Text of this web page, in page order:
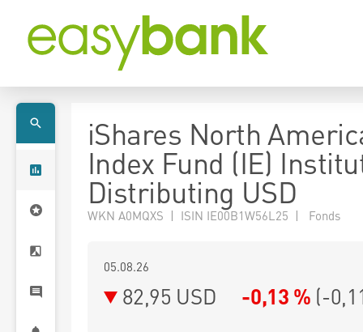
iShares North
Index Fund (IE)
Distributing USD
WKN A0MQXS | ISIN IE00B1W56L25 | Fonds
05.08.26
82,95 USD -0,13 % (-